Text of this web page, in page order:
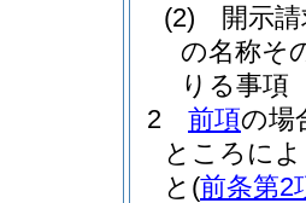
(2)
開示
の名称そ
りる事項
2
前項の場
ところに
と (前条第2